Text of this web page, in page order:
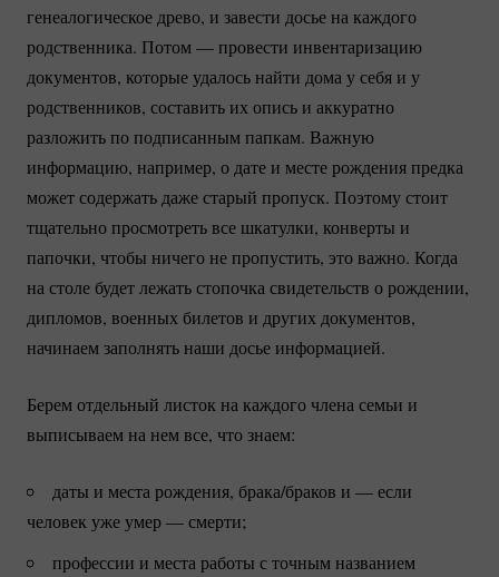
генеалогическое древо, и завести досье на каждого
родственника. Потом — провести инвентаризацию
документов, которые удалось найти дома у себя и у
родственников, составить их опись и аккуратно
разложить по подписанным папкам. Важную
информацию, например, о дате и месте рождения предка
может содержать даже старый пропуск. Поэтому стоит
тщательно просмотреть все шкатулки, конверты и
папочки, чтобы ничего не пропустить, это важно. Когда
на столе будет лежать стопочка свидетельств о рождении,
дипломов, военных билетов и других документов,
начинаем заполнять наши досье информацией.
Берем отдельный листок на каждого члена семьи и
выписываем на нем все, что знаем:
даты и места рождения, брака/браков и — если
человек уже умер — смерти;
профессии и места работы с точным названием